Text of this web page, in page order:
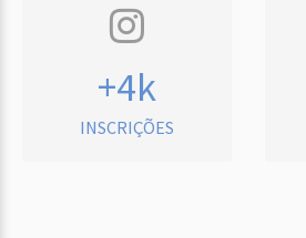
+4k
INSCRIÇÕES